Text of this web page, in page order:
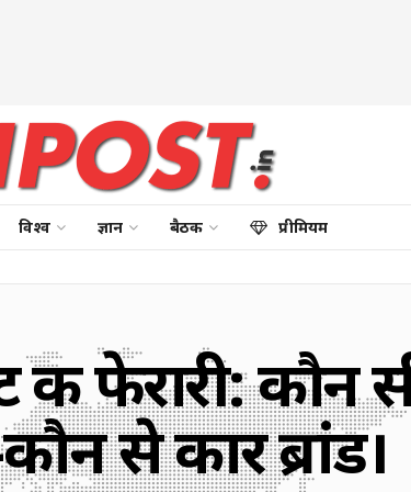
विश्व ज्ञान बैठक प्रीमियम
फेरारी: कौन
से कार ब्रांड।